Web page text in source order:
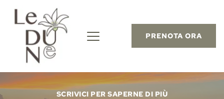
PRENOTA ORA
SCRIVICI PER SAPERNE DI PIÙ